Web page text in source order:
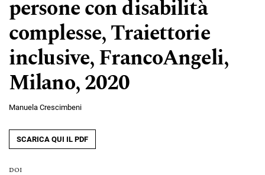
persone con disabilità
complesse, Traiettorie
inclusive, FrancoAngeli,
Milano, 2020
Manuela Crescimbeni
SCARICA QUI IL PDF
DOI